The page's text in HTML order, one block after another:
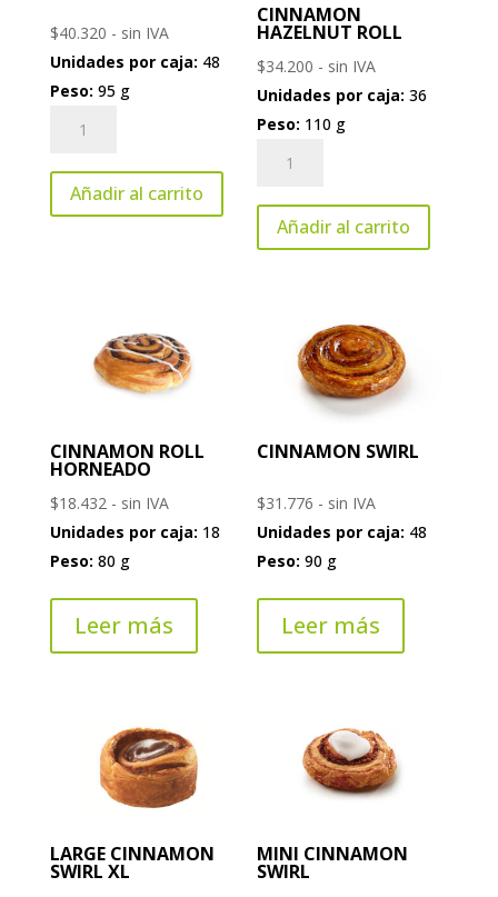
$40.320 - sin IVA
Unidades por caja: 48
Peso: 95 g
Plait
cantidad
Añadir al carrito
CINNAMON
HAZELNUT ROLL
$34.200 - sin IVA
Unidades por caja: 36
Peso: 110 g
Roll
cantidad
Añadir al carrito
CINNAMON ROLL
HORNEADO
$18.432 - sin IVA
Unidades por caja: 18
Peso: 80 g
Leer más
CINNAMON SWIRL
$31.776 - sin IVA
Unidades por caja: 48
Peso: 90 g
Leer más
LARGE CINNAMON
SWIRL XL
MINI CINNAMON
SWIRL